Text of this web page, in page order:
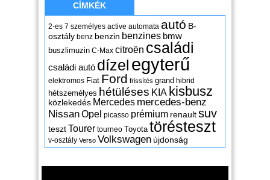
CÍMKÉK
2-es 7 személyes active automata autó B-
osztály benz benzin benzines bmw
buszlimuzin C-Max citroën családi
családi autó dízel egyterű
elektromos Fiat Ford frissítés grand hibrid
hétszemélyes hétüléses KIA kisbusz
közlekedés Mercedes mercedes-benz
NissanOpel picasso prémium renaultsuv
tesztTourer tourneo Toyota törésteszt
v-osztály Verso Volkswagen újdonság